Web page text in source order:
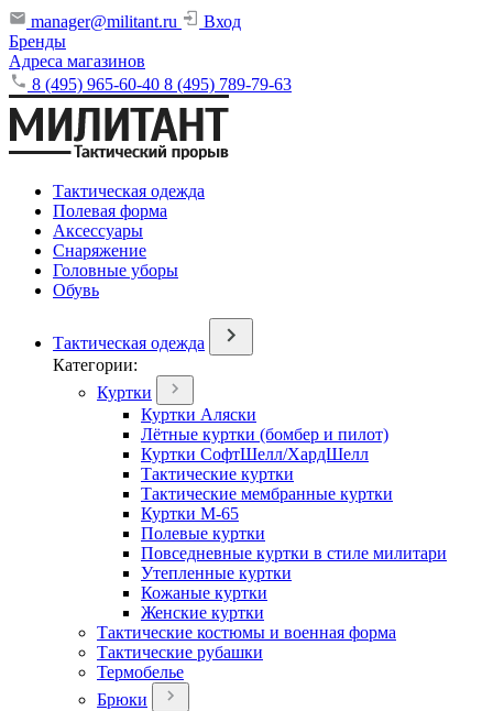
manager@militant.ru
Вход
Бренды
Адреса магазинов
8 (495) 965-60-40 8 (495) 789-79-63
Тактическая одежда
Полевая форма
Аксессуары
Снаряжение
Головные уборы
Обувь
Тактическая одежда
Категории:
Куртки
Куртки Аляски
Лётные куртки (бомбер и пилот)
Куртки СофтШелл/ХардШелл
Тактические куртки
Тактические мембранные куртки
Куртки М-65
Полевые куртки
Повседневные куртки в стиле милитари
Утепленные куртки
Кожаные куртки
Женские куртки
Тактические костюмы и военная форма
Тактические рубашки
Термобелье
Брюки